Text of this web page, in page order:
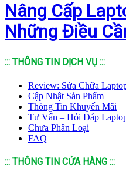
Nâng Cấp
Những Điều
::: THÔNG TIN DỊCH VỤ :::
Review: Sửa Chữa
Cập Nhật Sản Phẩm
Thông Tin Khuyến Mãi
Tư Vấn – Hỏi Đáp
Chưa Phân Loại
FAQ
::: THÔNG TIN CỬA HÀNG :::